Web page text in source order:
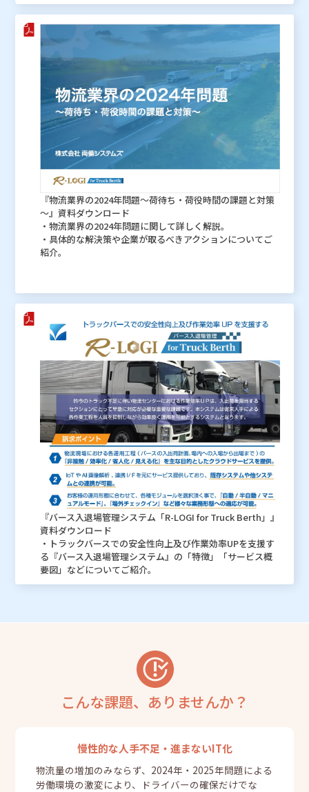
『物流業界の2024年問題～荷待ち・荷役時間の課題と対策
～』資料ダウンロード
・物流業界の2024年問題に関して詳しく解説。
・具体的な解決策や企業が取るべきアクションについてご
紹介。
『バース入退場管理システム「R-LOGI for Truck Berth」』
資料ダウンロード
・トラックバースでの安全性向上及び作業効率UPを支援す
る『バース入退場管理システム』の「特徴」「サービス概
要図」などについてご紹介。
こんな課題、ありませんか？
慢性的な人手不足・進まないIT化
物流量の増加のみならず、2024年・2025年問題による
労働環境の激変により、ドライバーの確保だけでな